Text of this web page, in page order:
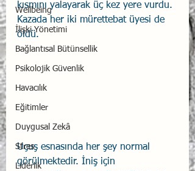
Wellbeing
İlişki Yönetimi
Bağlantısal Bütünsellik
Psikolojik Güvenlik
Havacılık
Eğitimler
Duygusal Zekâ
Stres
Liderlik
kısmını yalayarak üç kez yere vurdu.
Kazada her iki mürettebat üyesi de
öldü.
Uçuş esnasında her şey normal
görülmektedir. İniş için